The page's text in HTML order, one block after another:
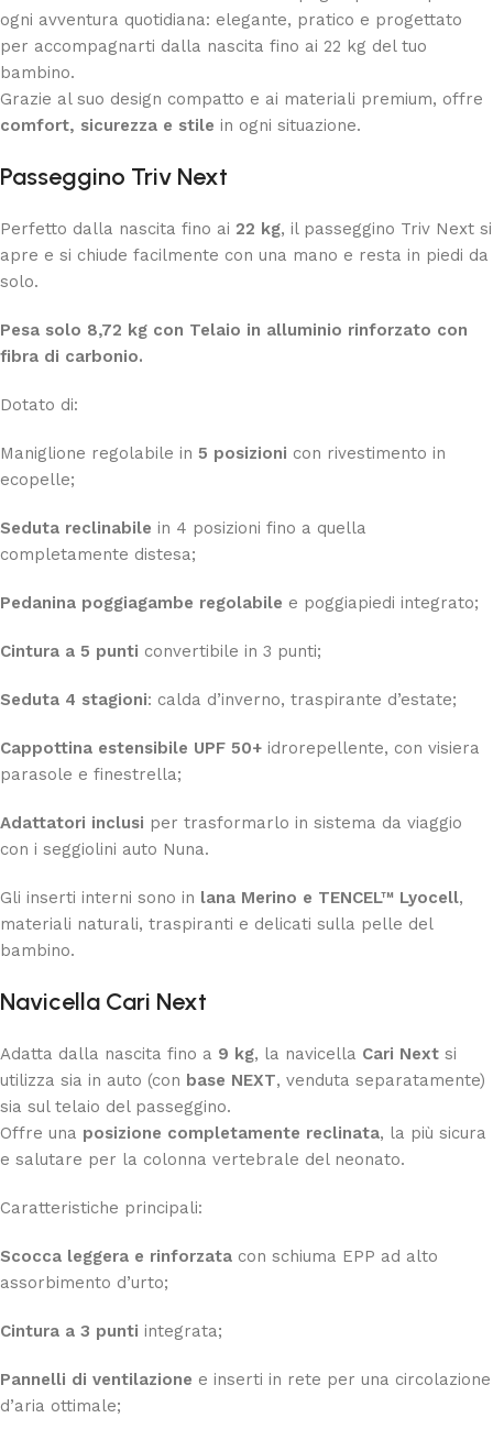
ogni avventura quotidiana: elegante, pratico e progettato
per accompagnarti dalla nascita fino ai 22 kg del tuo
bambino.
Grazie al suo design compatto e ai materiali premium, offre
comfort, sicurezza e stile in ogni situazione.
Passeggino Triv Next
Perfetto dalla nascita fino ai 22 kg, il passeggino Triv Next si
apre e si chiude facilmente con una mano e resta in piedi da
solo.
Pesa solo 8,72 kg con Telaio in alluminio rinforzato con
fibra di carbonio.
Dotato di:
Maniglione regolabile in 5 posizioni con rivestimento in
ecopelle;
Seduta reclinabile in 4 posizioni fino a quella
completamente distesa;
Pedanina poggiagambe regolabile e poggiapiedi integrato;
Cintura a 5 punti convertibile in 3 punti;
Seduta 4 stagioni: calda d’inverno, traspirante d’estate;
Cappottina estensibile UPF 50+ idrorepellente, con visiera
parasole e finestrella;
Adattatori inclusi per trasformarlo in sistema da viaggio
con i seggiolini auto Nuna.
Gli inserti interni sono in lana Merino e TENCEL™ Lyocell,
materiali naturali, traspiranti e delicati sulla pelle del
bambino.
Navicella Cari Next
Adatta dalla nascita fino a 9 kg, la navicella Cari Next si
utilizza sia in auto (con base NEXT, venduta separatamente)
sia sul telaio del passeggino.
Offre una posizione completamente reclinata, la più sicura
e salutare per la colonna vertebrale del neonato.
Caratteristiche principali:
Scocca leggera e rinforzata con schiuma EPP ad alto
assorbimento d’urto;
Cintura a 3 punti integrata;
Pannelli di ventilazione e inserti in rete per una circolazione
d’aria ottimale;